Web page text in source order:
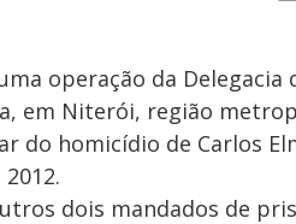
operação da Delegacia
em Niterói, região
do homicídio de Carlos
dois mandados de